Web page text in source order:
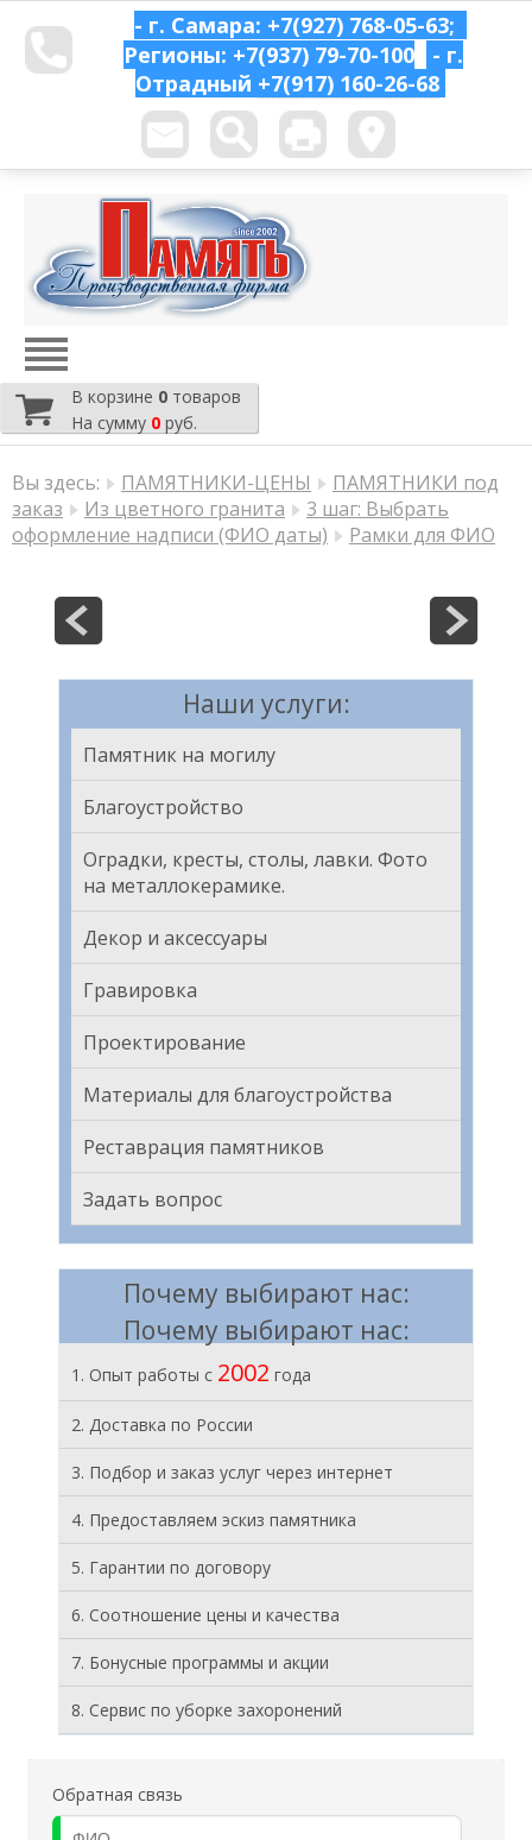
- г. Самара: +7(927) 768-05-63;
Регионы: +7(937) 79-70-100
- г.
Отрадный +7(917) 160-26-68
В корзине 0 товаров
На сумму 0 руб.
Вы здесь: ПАМЯТНИКИ-ЦЕНЫ
ПАМЯТНИКИ под
заказ
Из цветного гранита
3 шаг: Выбрать
оформление надписи (ФИО даты)
Рамки для ФИО
Наши услуги:
Памятник на могилу
Благоустройство
Оградки, кресты, столы, лавки. Фото
на металлокерамике.
Декор и аксессуары
Гравировка
Проектирование
Материалы для благоустройства
Реставрация памятников
Задать вопрос
Почему выбирают нас:
Почему выбирают нас:
1. Опыт работы с 2002 года
2. Доставка по России
3. Подбор и заказ услуг через интернет
4. Предоставляем эскиз памятника
5. Гарантии по договору
6. Соотношение цены и качества
7. Бонусные программы и акции
8. Cервис по уборке захоронений
Обратная связь